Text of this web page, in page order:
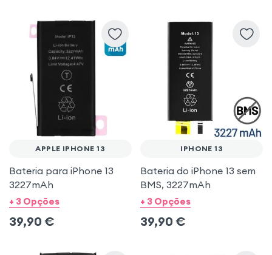
APPLE IPHONE 13
Bateria para iPhone 13
3227mAh
+ 3 Opções
39,90 €
IPHONE 13
Bateria do iPhone 13 sem
BMS, 3227mAh
+ 3 Opções
39,90 €